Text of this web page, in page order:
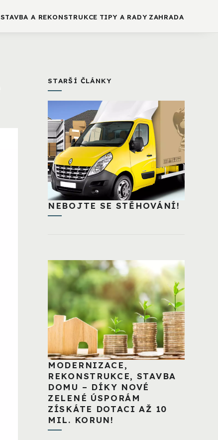
STAVBA A REKONSTRUKCE TIPY A RADY ZAHRADA
STARŠÍ ČLÁNKY
NEBOJTE SE STĚHOVÁNÍ!
MODERNIZACE,
REKONSTRUKCE, STAVBA
DOMU – DÍKY NOVÉ
ZELENÉ ÚSPORÁM
ZÍSKÁTE DOTACI AŽ 10
MIL. KORUN!